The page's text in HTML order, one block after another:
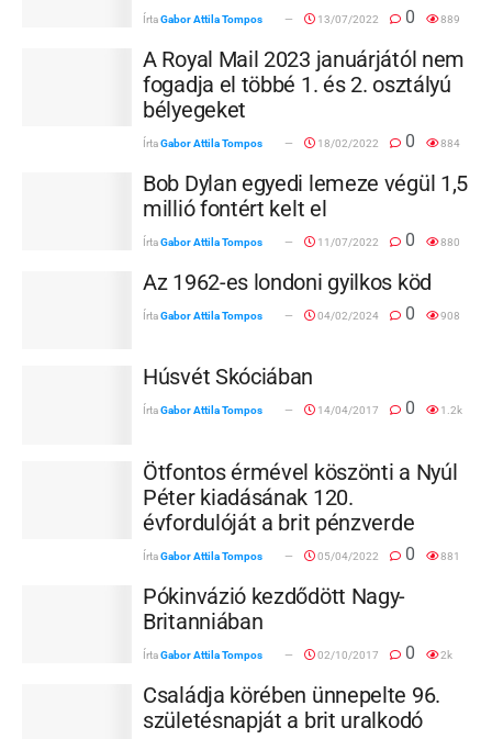
ÍrtaGabor Attila Tompos 13/07/2022 0 889
A Royal Mail 2023 januárjától nem
fogadja el többé 1. és 2. osztályú
bélyegeket
ÍrtaGabor Attila Tompos 18/02/2022 0 884
Bob Dylan egyedi lemeze végül 1,5
millió fontért kelt el
ÍrtaGabor Attila Tompos 11/07/2022 0 880
Az 1962-es londoni gyilkos köd
ÍrtaGabor Attila Tompos 04/02/2024 0 908
Húsvét Skóciában
ÍrtaGabor Attila Tompos 14/04/2017 0 1.2k
Ötfontos érmével köszönti a Nyúl
Péter kiadásának 120.
évfordulóját a brit pénzverde
ÍrtaGabor Attila Tompos 05/04/2022 0 881
Pókinvázió kezdődött Nagy-
Britanniában
ÍrtaGabor Attila Tompos 02/10/2017 0 2k
Családja körében ünnepelte 96.
születésnapját a brit uralkodó